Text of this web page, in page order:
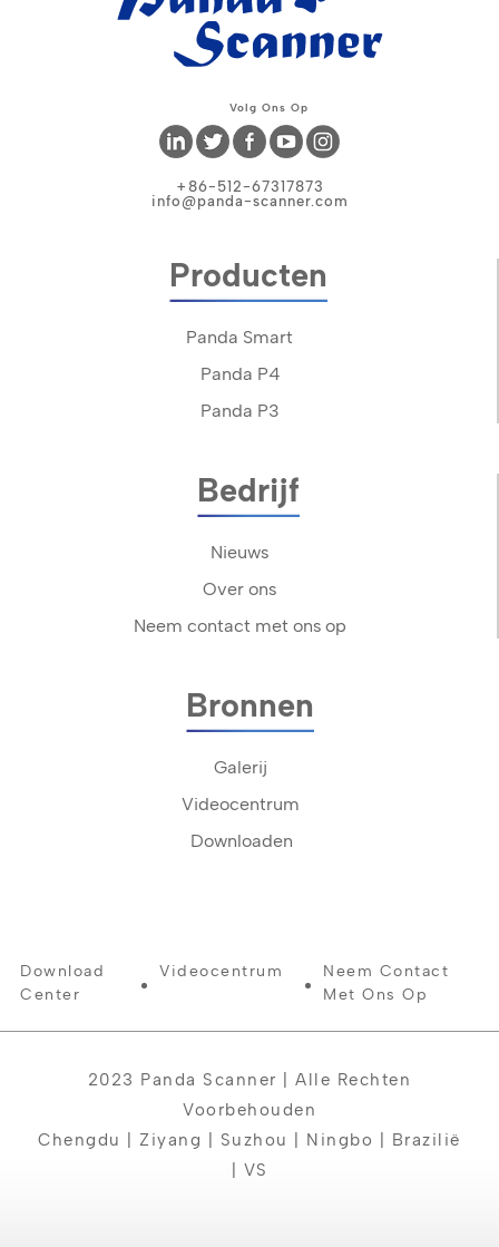
Volg Ons Op
+86-512-67317873
info@panda-scanner.com
Producten
Panda Smart
Panda P4
Panda P3
Bedrijf
Nieuws
Over ons
Neem contact met ons op
Bronnen
Galerij
Videocentrum
Downloaden
Download
Center
Videocentrum
Neem Contact
Met Ons Op
2023 Panda Scanner | Alle Rechten
Voorbehouden
Chengdu | Ziyang | Suzhou | Ningbo | Brazilië
| VS